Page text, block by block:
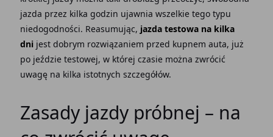
jazda przez kilka godzin ujawnia wszelkie tego typu
niedogodności. Reasumując, jazda testowa na kilka
dni jest dobrym rozwiązaniem przed kupnem auta, już
po jeździe testowej, w której czasie można zwrócić
uwagę na kilka istotnych szczegółów.
Zasady jazdy próbnej – na